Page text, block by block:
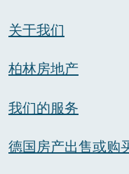
关于我们
柏林房地产
我们的服务
德国房产出售或购